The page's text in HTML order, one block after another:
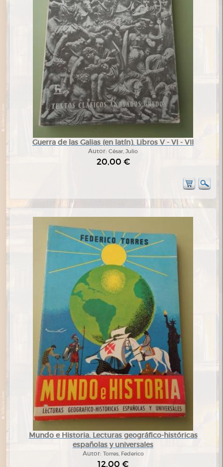
Guerra de las Galias (en latín). Libros V - VI - VII
Autor: César, Julio
20,00 €
Mundo e Historia. Lecturas geográfico-históricas
españolas y universales
Autor: Torres, Federico
12,00 €